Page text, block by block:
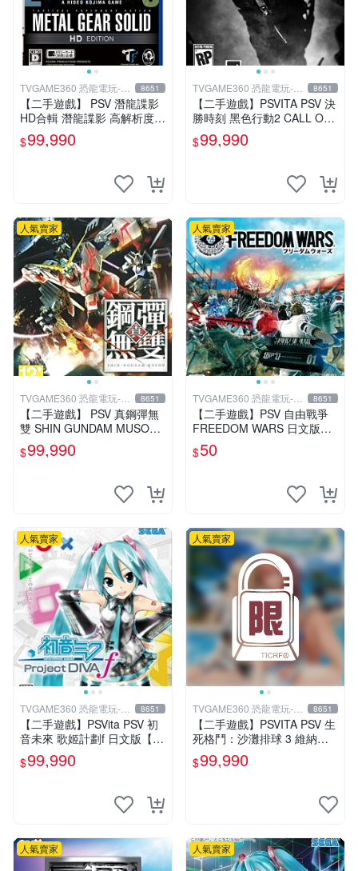
TVGAME360 恐龍電玩-台
中店
8651
【二手遊戲】 PSV 潛龍諜影
HD合輯 潛龍諜影 高解析度版
(MGS 2+3 HD) 日文版 【台
中恐龍電玩】
$99,990
TVGAME360 恐龍電玩-台
中店
8651
【二手遊戲】PSVITA PSV 決
勝時刻 黑色行動2 CALL OF
DUTY BLACK OPS II 2 COD
英文版 台中
$99,990
人氣賣家
TVGAME360 恐龍電玩-台
中店
8651
【二手遊戲】 PSV 真鋼彈無
雙 SHIN GUNDAM MUSOU
A 中文版 【台中恐龍電玩】
$99,990
人氣賣家
TVGAME360 恐龍電玩-台
中店
8651
【二手遊戲】PSV 自由戰爭
FREEDOM WARS 日文版
【台中恐龍電玩】
$50
人氣賣家
TVGAME360 恐龍電玩-台
中店
8651
【二手遊戲】PSVita PSV 初
音未來 歌姬計劃f 日文版【台
中恐龍電玩】
$99,990
人氣賣家
TVGAME360 恐龍電玩-台
中店
8651
【二手遊戲】PSVITA PSV 生
死格鬥：沙灘排球 3 維納斯
中文版【台中恐龍電玩】
$99,990
人氣賣家 人氣賣家